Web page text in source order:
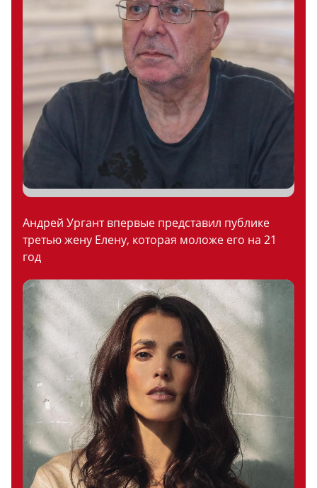
Андрей Ургант впервые представил публике
третью жену Елену, которая моложе его на 21
год